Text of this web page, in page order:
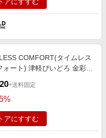
COMFORT(タイムレス
ォート) 津軽びいどろ 金彩ぐ
+送料固定
アにすすむ